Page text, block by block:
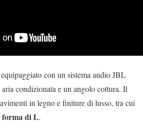
con un sistema audio JBL
condizionata e un angolo cottura. Il
in legno e finiture di lusso, tra cui
forma di L.